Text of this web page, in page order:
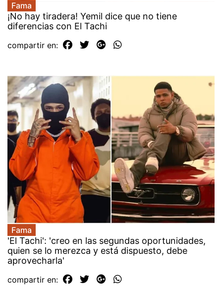
Fama
¡No hay tiradera! Yemil dice que no tiene
diferencias con El Tachi
compartir en:
Fama
'El Tachi': 'creo en las segundas oportunidades,
quien se lo merezca y está dispuesto, debe
aprovecharla'
compartir en: